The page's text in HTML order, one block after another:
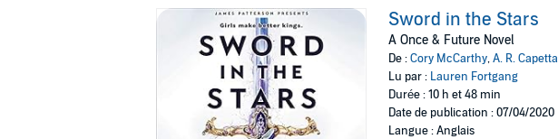
Sword in the Stars
A Once & Future Novel
De :Cory McCarthy,A. R. Capetta
Lu par : Lauren Fortgang
Durée : 10 h et 48 min
Date de publication : 07/04/2020
Langue : Anglais